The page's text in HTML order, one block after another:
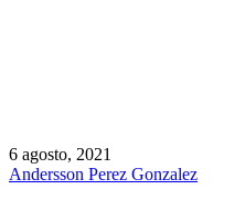
6 agosto, 2021
Andersson Perez Gonzalez